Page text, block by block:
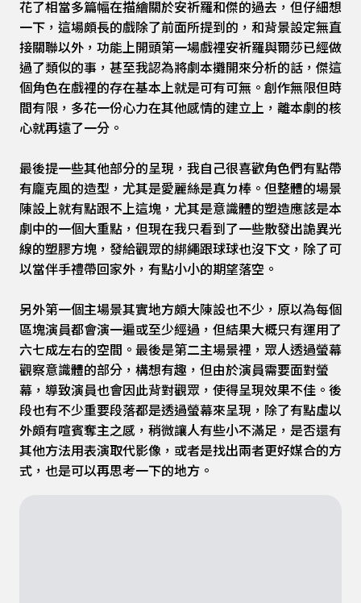
花了相當多篇幅在描繪關於安祈羅和傑的過去，但仔細想
一下，這場頗長的戲除了前面所提到的，和背景設定無直
接關聯以外，功能上開頭第一場戲裡安祈羅與爾莎已經做
過了類似的事，甚至我認為將劇本攤開來分析的話，傑這
個角色在戲裡的存在基本上就是可有可無。創作無限但時
間有限，多花一份心力在其他感情的建立上，離本劇的核
心就再遠了一分。
最後提一些其他部分的呈現，我自己很喜歡角色們有點帶
有龐克風的造型，尤其是愛麗絲是真ㄉ棒。但整體的場景
陳設上就有點跟不上這塊，尤其是意識體的塑造應該是本
劇中的一個大重點，但現在我只看到了一些散發出詭異光
線的塑膠方塊，發給觀眾的綁繩跟球球也沒下文，除了可
以當伴手禮帶回家外，有點小小的期望落空。
另外第一個主場景其實地方頗大陳設也不少，原以為每個
區塊演員都會演一遍或至少經過，但結果大概只有運用了
六七成左右的空間。最後是第二主場景裡，眾人透過螢幕
觀察意識體的部分，構想有趣，但由於演員需要面對螢
幕，導致演員也會因此背對觀眾，使得呈現效果不佳。後
段也有不少重要段落都是透過螢幕來呈現，除了有點虛以
外頗有喧賓奪主之感，稍微讓人有些小不滿足，是否還有
其他方法用表演取代影像，或者是找出兩者更好媒合的方
式，也是可以再思考一下的地方。